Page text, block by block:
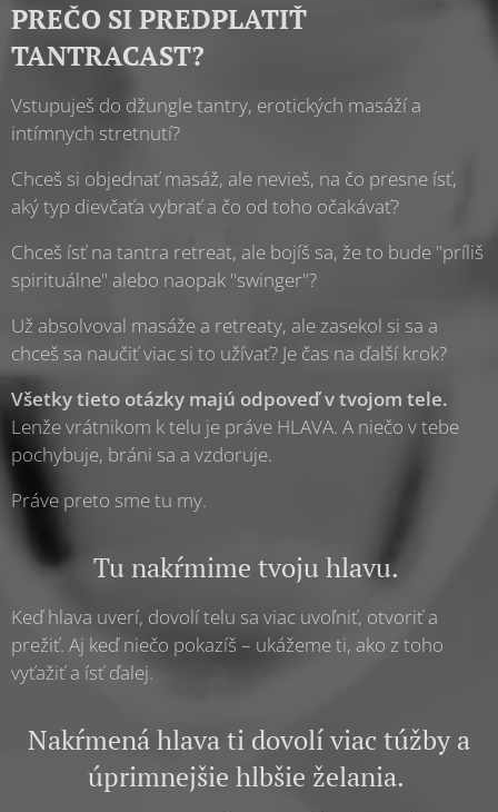
PREČO SI PREDPLATIŤ
TANTRACAST?
Vstupuješ do džungle tantry, erotických masáží a
intímnych stretnutí?
Chceš si objednať masáž, ale nevieš, na čo presne ísť,
aký typ dievčaťa vybrať a čo od toho očakávať?
Chceš ísť na tantra retreat, ale bojíš sa, že to bude "príliš
spirituálne" alebo naopak "swinger"?
Už absolvoval masáže a retreaty, ale zasekol si sa a
chceš sa naučiť viac si to užívať? Je čas na ďalší krok?
Všetky tieto otázky majú odpoveď v tvojom tele.
Lenže vrátnikom k telu je práve HLAVA. A niečo v tebe
pochybuje, bráni sa a vzdoruje.
Práve preto sme tu my.
Tu nakŕmime tvoju hlavu.
Keď hlava uverí, dovolí telu sa viac uvoľniť, otvoriť a
prežiť. Aj keď niečo pokazíš – ukážeme ti, ako z toho
vyťažiť a ísť ďalej.
Nakŕmená hlava ti dovolí viac túžby a
úprimnejšie hlbšie želania.